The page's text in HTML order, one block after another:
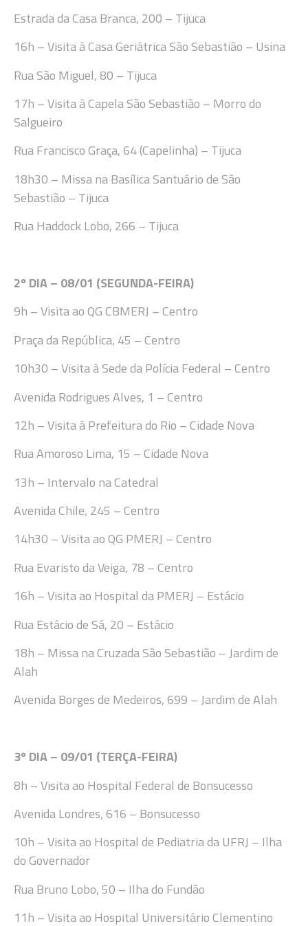
Estrada da Casa Branca, 200 – Tijuca
16h – Visita à Casa Geriátrica São Sebastião – Usina
RuaSão Miguel, 80 – Tijuca
17h –Visita à Capela São Sebastião – Morro do
Salgueiro
Rua Francisco Graça, 64 (Capelinha) – Tijuca
18h30 – Missa na Basílica Santuáriode São
Sebastião – Tijuca
Rua Haddock Lobo, 266 – Tijuca
2º DIA – 08/01 (SEGUNDA-FEIRA)
9h –Visita aoQG CBMERJ – Centro
Praça da República, 45 – Centro
10h30 – Visita à Sede da Polícia Federal –Centro
AvenidaRodrigues Alves, 1 –Centro
12h – Visita à Prefeitura do Rio – Cidade Nova
Rua Amoroso Lima, 15 – Cidade Nova
13h – Intervalo na Catedral
AvenidaChile, 245 –Centro
14h30 –Visita aoQG PMERJ – Centro
RuaEvaristo da Veiga, 78 – Centro
16h –Visita ao Hospital da PMERJ – Estácio
Rua Estácio de Sá, 20 – Estácio
18h – Missana Cruzada São Sebastião – Jardim de
Alah
Avenida Borges de Medeiros, 699 – Jardim de Alah
3º DIA – 09/01 (TERÇA-FEIRA)
8h – Visita ao Hospital Federal de Bonsucesso
AvenidaLondres, 616 – Bonsucesso
10h – Visita ao Hospital de Pediatria da UFRJ – Ilha
do Governador
Rua Bruno Lobo, 50 – Ilha do Fundão
11h – Visita ao Hospital Universitário Clementino